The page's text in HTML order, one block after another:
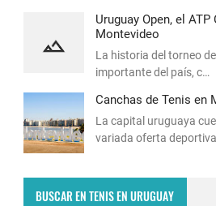
Uruguay Open, el
Montevideo
La historia del torneo
importante del país, c…
Canchas de Tenis en
La capital uruguaya
variada oferta
BUSCAR EN TENIS EN URUGUAY